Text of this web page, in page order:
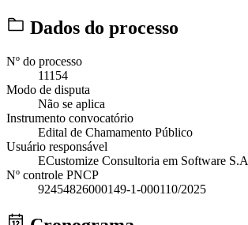
Dados do processo
Nº do processo
11154
Modo de disputa
Não se aplica
Instrumento convocatório
Edital de Chamamento Público
Usuário responsável
ECustomize Consultoria em Software S.A
Nº controle PNCP
92454826000149-1-000110/2025